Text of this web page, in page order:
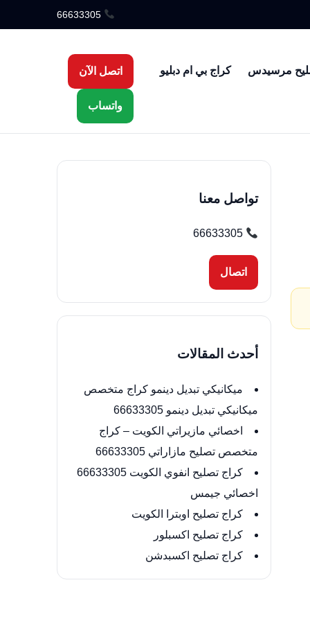
66633305
مرسيدس كراج بي ام دبليو اتصل الآن
واتساب
تواصل معنا
66633305
اتصال
أحدث المقالات
ميكانيكي تبديل دينمو كراج متخصص
ميكانيكي تبديل دينمو 66633305
اخصائي مازيراتي الكويت – كراج
متخصص تصليح مازاراتي 66633305
كراج تصليح انفوي الكويت 66633305
اخصائي جيمس
كراج تصليح اوبترا الكويت
كراج تصليح اكسبلور
كراج تصليح اكسبدشن